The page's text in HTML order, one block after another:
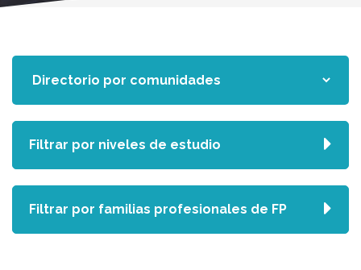
Filtrar por niveles de estudio
Filtrar por familias profesionales de FP